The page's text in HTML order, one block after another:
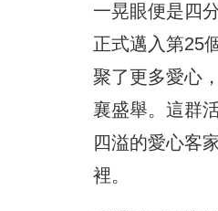
一晃眼便是四
正式邁入第25
聚了更多愛心
襄盛舉。這群
四溢的愛心客
裡。